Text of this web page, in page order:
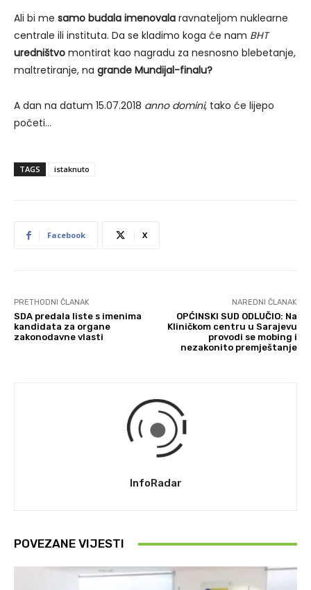
Ali bi me samo budala imenovala ravnateljom nuklearne
centrale ili instituta. Da se kladimo koga će nam BHT
uredništvo montirat kao nagradu za nesnosno blebetanje,
maltretiranje, na grande Mundijal-finalu?
A dan na datum 15.07.2018 anno domini, tako će lijepo
početi…
TAGS istaknuto
Facebook X
PRETHODNI ČLANAK
SDA predala liste s imenima
kandidata za organe
zakonodavne vlasti
NAREDNI ČLANAK
OPĆINSKI SUD ODLUČIO: Na
Kliničkom centru u Sarajevu
provodi se mobing i
nezakonito premještanje
InfoRadar
POVEZANE VIJESTI